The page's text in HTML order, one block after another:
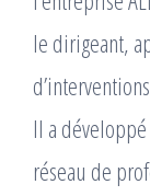
le dirigeant,
Il a
réseau de